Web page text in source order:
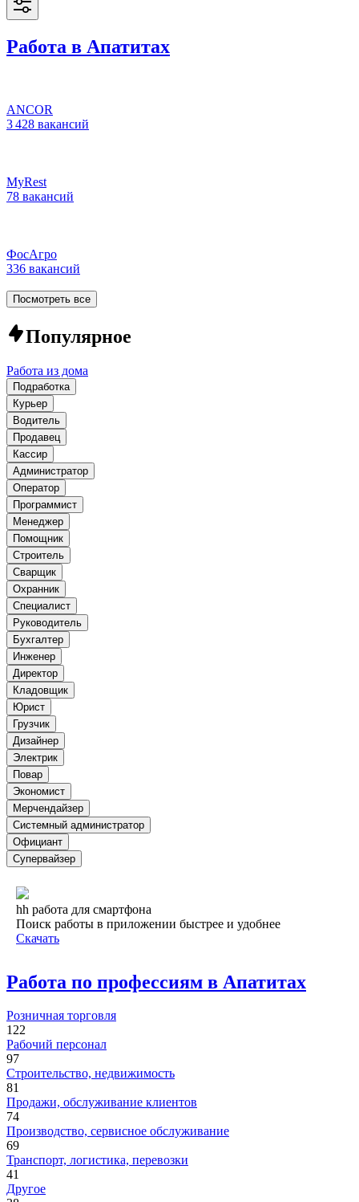
Работа в Апатитах
ANCOR
3 428 вакансий
MyRest
78 вакансий
ФосАгро
336 вакансий
Посмотреть все
Популярное
Работа из дома
Подработка
Курьер
Водитель
Продавец
Кассир
Администратор
Оператор
Программист
Менеджер
Помощник
Строитель
Сварщик
Охранник
Специалист
Руководитель
Бухгалтер
Инженер
Директор
Кладовщик
Юрист
Грузчик
Дизайнер
Электрик
Повар
Экономист
Мерчендайзер
Системный администратор
Официант
Супервайзер
hh работа для смартфона
Поиск работы в приложении быстрее и удобнее
Скачать
Работа по профессиям в Апатитах
Розничная торговля
122
Рабочий персонал
97
Строительство, недвижимость
81
Продажи, обслуживание клиентов
74
Производство, сервисное обслуживание
69
Транспорт, логистика, перевозки
41
Другое